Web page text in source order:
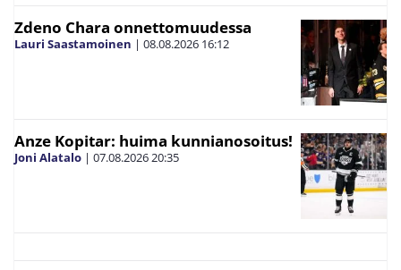
Zdeno Chara onnettomuudessa
Lauri Saastamoinen | 08.08.2026 16:12
Anze Kopitar: huima kunnianosoitus!
Joni Alatalo | 07.08.202620:35